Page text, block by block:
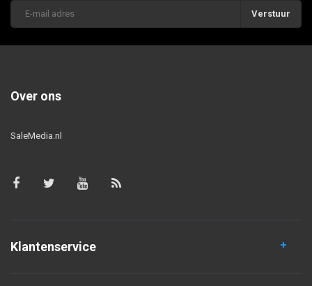
Verstuur
Over ons
SaleMedia.nl
Klantenservice